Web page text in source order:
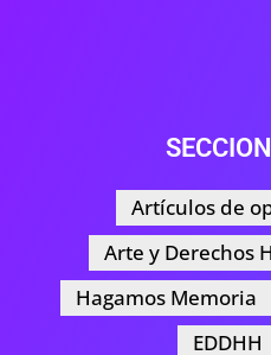
Artículos de
Arte y Derechos
Hagamos Memoria
EDDHH